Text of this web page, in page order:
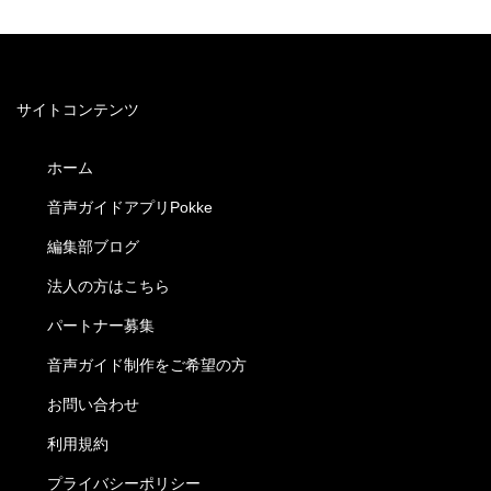
サイトコンテンツ
ホーム
音声ガイドアプリPokke
編集部ブログ
法人の方はこちら
パートナー募集
音声ガイド制作をご希望の方
お問い合わせ
利用規約
プライバシーポリシー